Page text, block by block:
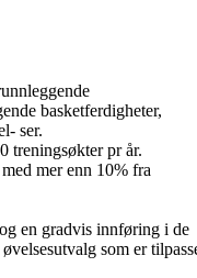
basketferdigheter,
ser.
treningsøkter pr år.
mer enn 10% fra
en gradvis innføring i de
som er